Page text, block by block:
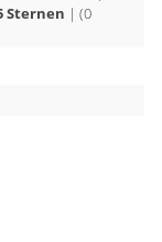
Sternen | (0